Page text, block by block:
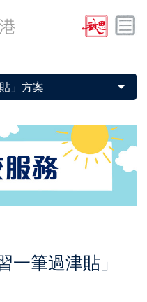
一筆過津貼」